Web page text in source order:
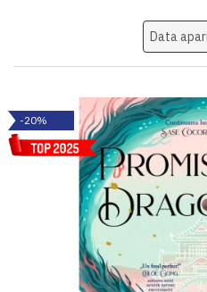
-20%